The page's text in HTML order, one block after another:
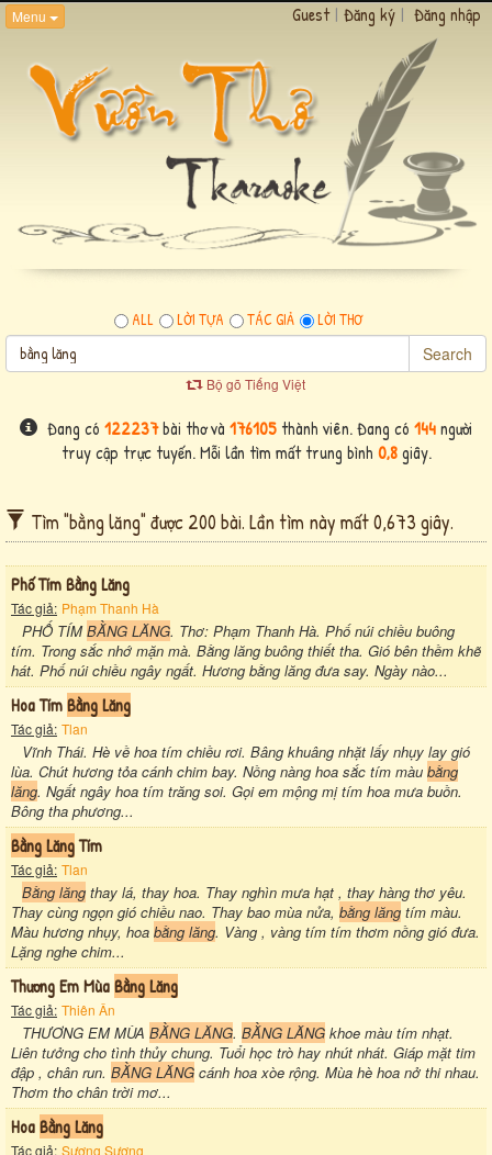
Menu Guest | Đăng ký | Đăng nhập
ALL LỜI TỰA TÁC GIẢ LỜI THƠ
Search
Bộ gõ Tiếng Việt
Đang có 122237bài thơ và 176105 thành viên. Đang có 144người
truy cập trực tuyến. Mỗi lần tìm mất trung bình 0,8giây.
Tìm "bằng lăng" được 200 bài. Lần tìm này mất 0,673 giây.
Phố Tím Bằng Lăng
Tác giả: Phạm Thanh Hà
PHỐ TÍMBẰNG LĂNG. Thơ: Phạm Thanh Hà. Phố núi chiều buông
tím. Trong sắc nhớ mặn mà. Bằng lăng buông thiết tha. Gió bên thềm khẽ
hát. Phố núi chiều ngây ngất. Hương bằng lăng đưa say. Ngày nào...
Hoa TímBằng Lăng
Tác giả: Tlan
Vĩnh Thái. Hè về hoa tím chiều rơi. Bâng khuâng nhặt lấy nhụy lay gió
lùa. Chút hương tỏa cánh chim bay. Nồng nàng hoa sắc tím màu bằng
lăng. Ngất ngây hoa tím trăng soi. Gọi em mộng mị tím hoa mưa buồn.
Bông tha phương...
Bằng LăngTím
Tác giả: Tlan
Bằng lăng thay lá, thay hoa. Thay nghìn mưa hạt , thay hàng thơ yêu.
Thay cùng ngọn gió chiều nao. Thay bao mùa nửa, bằng lăng tím màu.
Màu hương nhụy, hoa bằng lăng. Vàng , vàng tím tím thơm nồng gió đưa.
Lặng nghe chim...
Thương Em MùaBằng Lăng
Tác giả: Thiên Ân
THƯƠNG EM MÙA BẰNG LĂNG. BẰNG LĂNG khoe màu tím nhạt.
Liên tưởng cho tình thủy chung. Tuổi học trò hay nhút nhát. Giáp mặt tim
đập , chân run. BẰNG LĂNG cánh hoa xòe rộng. Mùa hè hoa nở thi nhau.
Thơm tho chân trời mơ...
HoaBằng Lăng
Tác giả: Sương Sương